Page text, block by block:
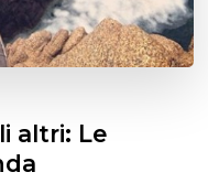
altri: Le